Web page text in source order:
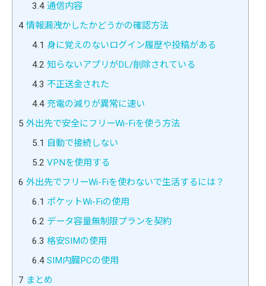
3.4通信内容
4 情報漏洩かしたかどうかの確認方法
4.1 身に覚えのないログイン履歴や投稿がある
4.2 知らないアプリがDL/削除されている
4.3 不正送金された
4.4充電の減りが異常に速い
5 外出先で安全にフリーWi-Fiを使う方法
5.1 自動で接続しない
5.2 VPNを使用する
6 外出先でフリーWi-Fiを使わないで生活するには？
6.1 ポケットWi-Fiの使用
6.2 データ容量無制限プランを契約
6.3 格安SIMの使用
6.4SIM内臓PCの使用
7 まとめ